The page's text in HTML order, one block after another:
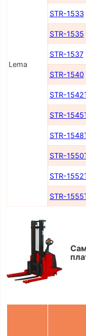
Lema
STR-1533
STR-1535
STR-1537
STR-1540
STR-
STR-
STR-
STR-
STR-
STR-